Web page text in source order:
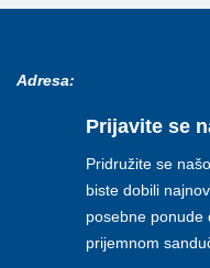
Adresa:
Prijavite se
Pridružite se
biste dobili
posebne ponude
prijemnom